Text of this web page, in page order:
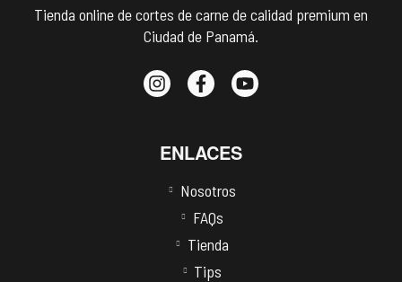
Tienda online de cortes de carne de calidad premium en
Ciudad de Panamá.
ENLACES
Nosotros
FAQs
Tienda
Tips